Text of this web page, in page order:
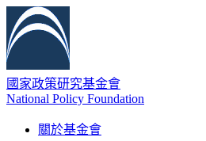
國家政策研究基金會
National Policy Foundation
關於基金會